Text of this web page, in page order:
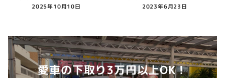
2025年10月10日
2023年6月23日
愛車の下取り3万円以上OK！